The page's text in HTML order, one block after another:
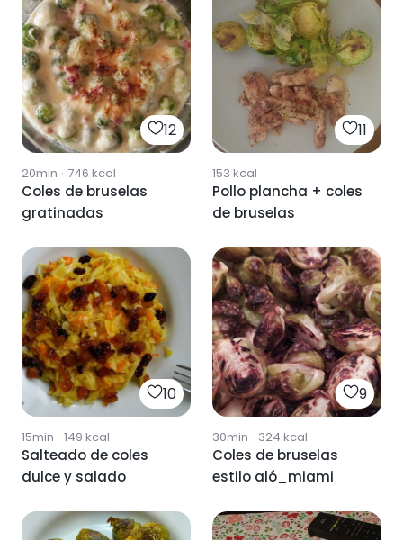
12
20min · 746 kcal
Coles de bruselas
gratinadas
11
153 kcal
Pollo plancha + coles
de bruselas
10
15min · 149 kcal
Salteado de coles
dulce y salado
9
30min · 324 kcal
Coles de bruselas
estilo aló_miami